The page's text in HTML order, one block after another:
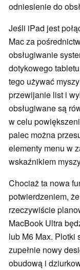
odniesienie do
Jeśli iPad jest
Mac za
obsługiwanie
dotykowego
tego używać
przewijanie list i
obsługiwane są
w celu
palec można
elementy menu w
wskaźnikiem
Chociaż ta nowa
potwierdzeniem,
rzeczywiście
MacBook Ultra
lub M6 Max. Plotki
zupełnie nowy
obudową i